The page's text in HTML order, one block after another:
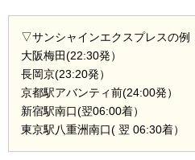
▽サンシャインエクスプレスの例
大阪梅田(22:30発）
長岡京(23:20発）
京都駅アバンティ前(24:00発）
新宿駅南口(翌06:00着）
東京駅八重洲南口( 翌 06:30着）